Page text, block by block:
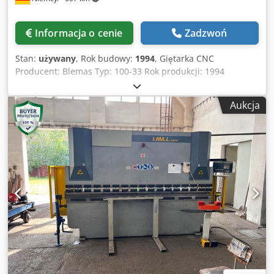
Informacja o cenie Zadzwoń
Stan: używany, Rok budowy: 1994, Giętarka CNC
Producent: Blemas Typ: 100-33 Rok produkcji: 1994
Sterowanie CNC: Cybelec DNC 74 PSG Siła nacisku: 100 ton
Cjdpjyvfklefx Aczjrf Szerokość robocza: 3 m Waga: ok. 8 ton
Wymiary: ok. 3600 x 1600 x 2600 mm 22726
Aukcja